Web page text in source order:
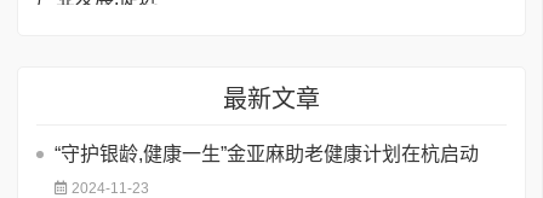
最新文章
“守护银龄,健康一生”金亚麻助老健康计划在杭启动
2024-11-23